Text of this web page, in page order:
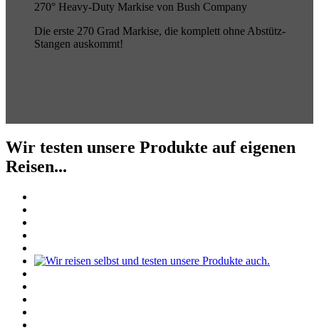
270° Heavy-Duty Markise von Bush Company
Die erste 270 Grad Markise, die komplett ohne Abstütz-
Stangen auskommt!
Wir testen unsere Produkte auf eigenen
Reisen...